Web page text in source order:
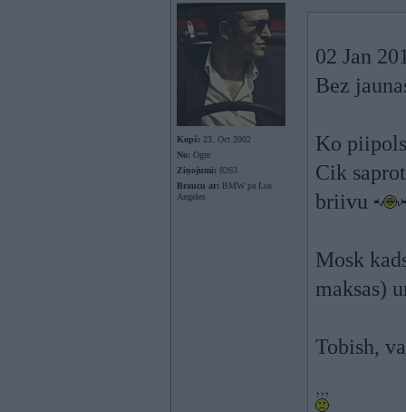
Kopš: 23. Oct 2002
No: Ogre
Ziņojumi: 8263
Braucu ar: BMW pa Los
Angeles
02 Jan
Bez
Ko
Cik
briivu
Mosk
maksas)
Tobish,